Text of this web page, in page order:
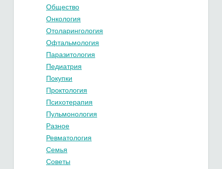
Общество
Онкология
Отоларингология
Офтальмология
Паразитология
Педиатрия
Покупки
Проктология
Психотерапия
Пульмонология
Разное
Ревматология
Семья
Советы